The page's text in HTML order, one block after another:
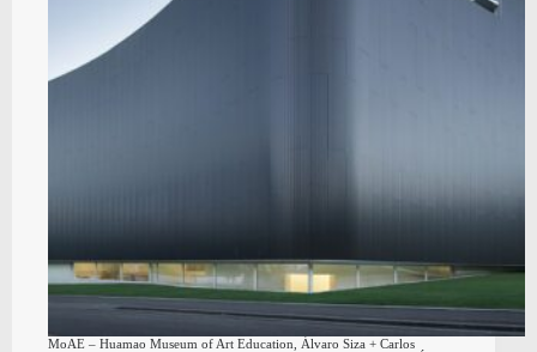
MoAE – Huamao Museum of Art Education, Álvaro Siza + Carlos